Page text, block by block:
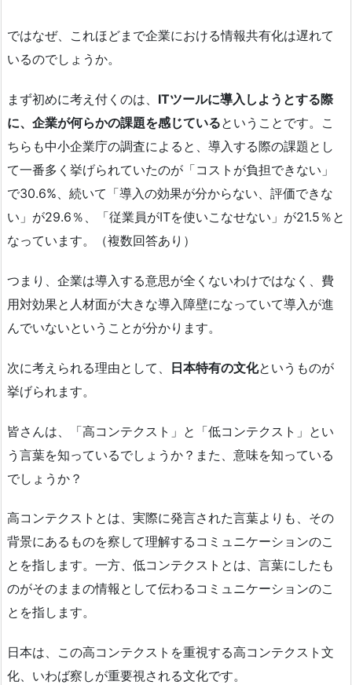
ではなぜ、これほどまで企業における情報共有化は遅れて
いるのでしょうか。
まず初めに考え付くのは、 ITツールに導入しようとする際
に、企業が何らかの課題を感じているということです。こ
ちらも中小企業庁の調査によると、導入する際の課題とし
て一番多く挙げられていたのが「コストが負担できない」
で30.6%、続いて「導入の効果が分からない、評価できな
い」が29.6％、「従業員がITを使いこなせない」が21.5％と
なっています。（複数回答あり）
つまり、企業は導入する意思が全くないわけではなく、費
用対効果と人材面が大きな導入障壁になっていて導入が進
んでいないということが分かります。
次に考えられる理由として、 日本特有の文化というものが
挙げられます。
皆さんは、「高コンテクスト」と「低コンテクスト」とい
う言葉を知っているでしょうか？また、意味を知っている
でしょうか？
高コンテクストとは、実際に発言された言葉よりも、その
背景にあるものを察して理解するコミュニケーションのこ
とを指します。一方、低コンテクストとは、言葉にしたも
のがそのままの情報として伝わるコミュニケーションのこ
とを指します。
日本は、この高コンテクストを重視する高コンテクスト文
化、いわば察しが重要視される文化です。